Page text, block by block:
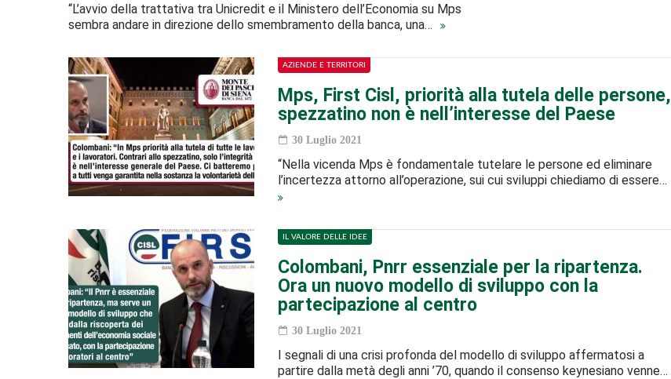
“L’avvio della trattativa tra Unicredit e il Ministero dell’Economia su Mps
sembra andare in direzione dello smembramento della banca, una…
AZIENDE E TERRITORI
Mps, First Cisl, priorità alla tutela delle persone,
spezzatino non è nell’interesse del Paese
30 Luglio 2021
“Nella vicenda Mps è fondamentale tutelare le persone ed eliminare
l’incertezza attorno all’operazione, sui cui sviluppi chiediamo di essere…
IL VALORE DELLE IDEE
Colombani, Pnrr essenziale per la ripartenza.
Ora un nuovo modello di sviluppo con la
partecipazione al centro
30 Luglio 2021
I segnali di una crisi profonda del modello di sviluppo affermatosi a
partire dalla metà degli anni ’70, quando il consenso keynesiano venne…